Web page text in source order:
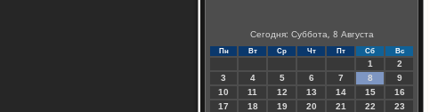
Сегодня: Суббота, 8 Августа
Пн Вт Ср Чт Пт Сб Вс
1
2
3
4 5 6 7 8
9
10
11 12 13 14 15
16
17
18 19 20 21 22
23